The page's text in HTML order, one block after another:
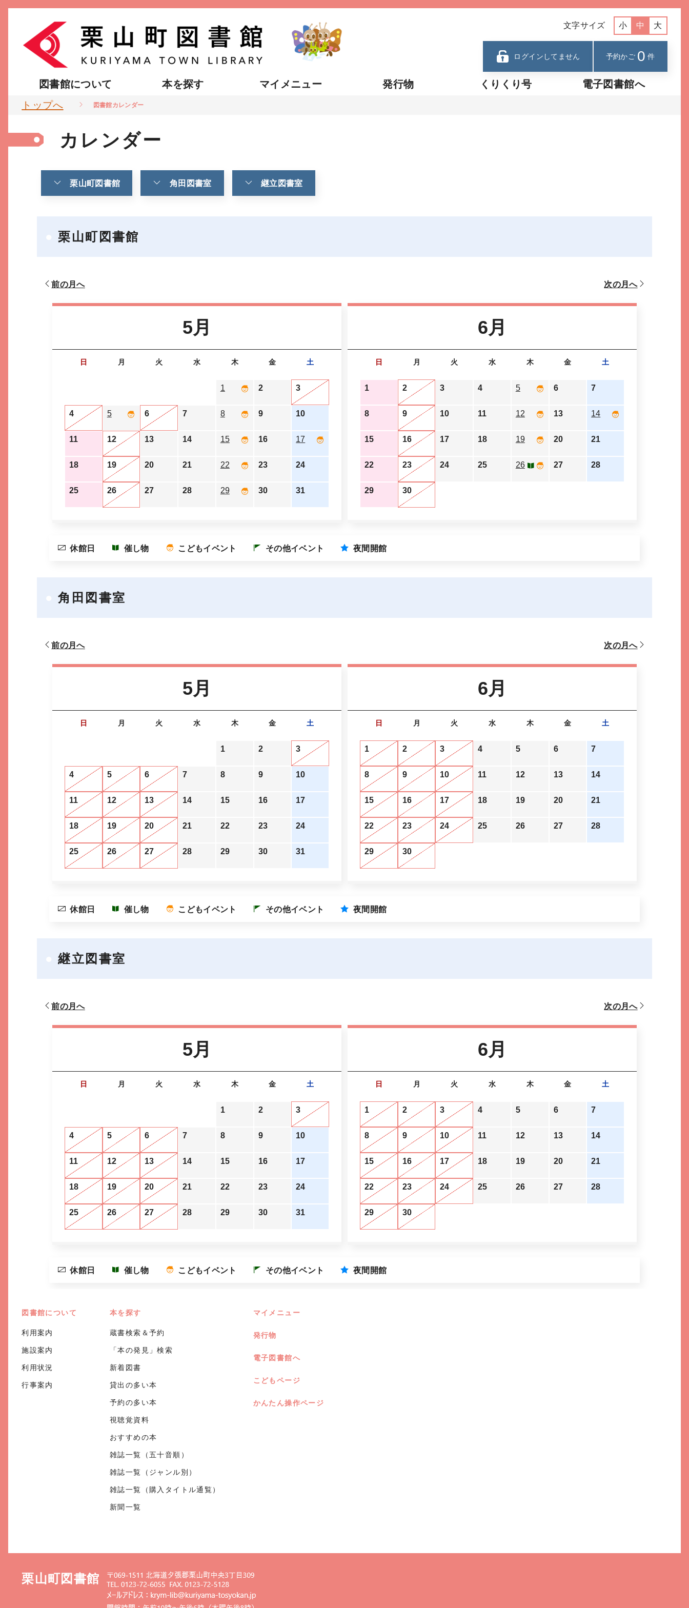
文字サイズ 小 中 大
ログインしてません 予約かご 0 件
図書館について 本を探す マイメニュー 発行物 くりくり号
電子図書館へ
トップへ
図書館カレンダー
カレンダー
栗山町図書館 角田図書室 継立図書室
栗山町図書館
前の月へ 次の月へ
5月
日 月 火 水 木 金 土
1 2 3
4 5 6 7 8 9 10
11 12 13 14 15 16 17
18 19 20 21 22 23 24
25 26 27 28 29 30 31
6月
日 月 火 水 木 金 土
1 2 3 4 5 6 7
8 9 10 11 12 13 14
15 16 17 18 19 20 21
22 23 24 25 26 27 28
29 30
休館日 催し物 こどもイベント その他イベント 夜間開館
角田図書室
前の月へ 次の月へ
5月
日 月 火 水 木 金 土
1 2 3
4 5 6 7 8 9 10
11 12 13 14 15 16 17
18 19 20 21 22 23 24
25 26 27 28 29 30 31
6月
日 月 火 水 木 金 土
1 2 3 4 5 6 7
8 9 10 11 12 13 14
15 16 17 18 19 20 21
22 23 24 25 26 27 28
29 30
休館日 催し物 こどもイベント その他イベント 夜間開館
継立図書室
前の月へ 次の月へ
5月
日 月 火 水 木 金 土
1 2 3
4 5 6 7 8 9 10
11 12 13 14 15 16 17
18 19 20 21 22 23 24
25 26 27 28 29 30 31
6月
日 月 火 水 木 金 土
1 2 3 4 5 6 7
8 9 10 11 12 13 14
15 16 17 18 19 20 21
22 23 24 25 26 27 28
29 30
休館日 催し物 こどもイベント その他イベント 夜間開館
図書館について
利用案内
施設案内
利用状況
行事案内
本を探す
蔵書検索＆予約
「本の発見」検索
新着図書
貸出の多い本
予約の多い本
視聴覚資料
おすすめの本
雑誌一覧（五十音順）
雑誌一覧（ジャンル別）
雑誌一覧（購入タイトル通覧）
新聞一覧
マイメニュー
発行物
電子図書館へ
こどもページ
かんたん操作ページ
栗山町図書館